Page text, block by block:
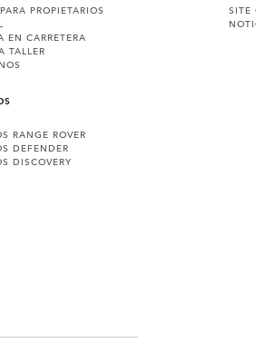
PROPIETARIOS
EN CARRETERA
TALLER
RANGE ROVER
DEFENDER
DISCOVERY
SITE